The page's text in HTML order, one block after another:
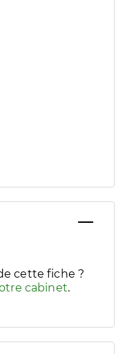
besoins
cette fiche ?
cabinet.